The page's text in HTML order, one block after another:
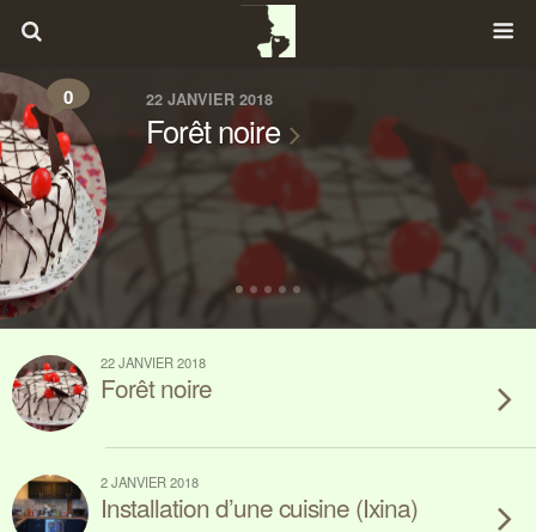
0 22 JANVIER 2018
Forêt noire
22 JANVIER 2018
Forêt noire
2 JANVIER 2018
Installation d’une cuisine (Ixina)